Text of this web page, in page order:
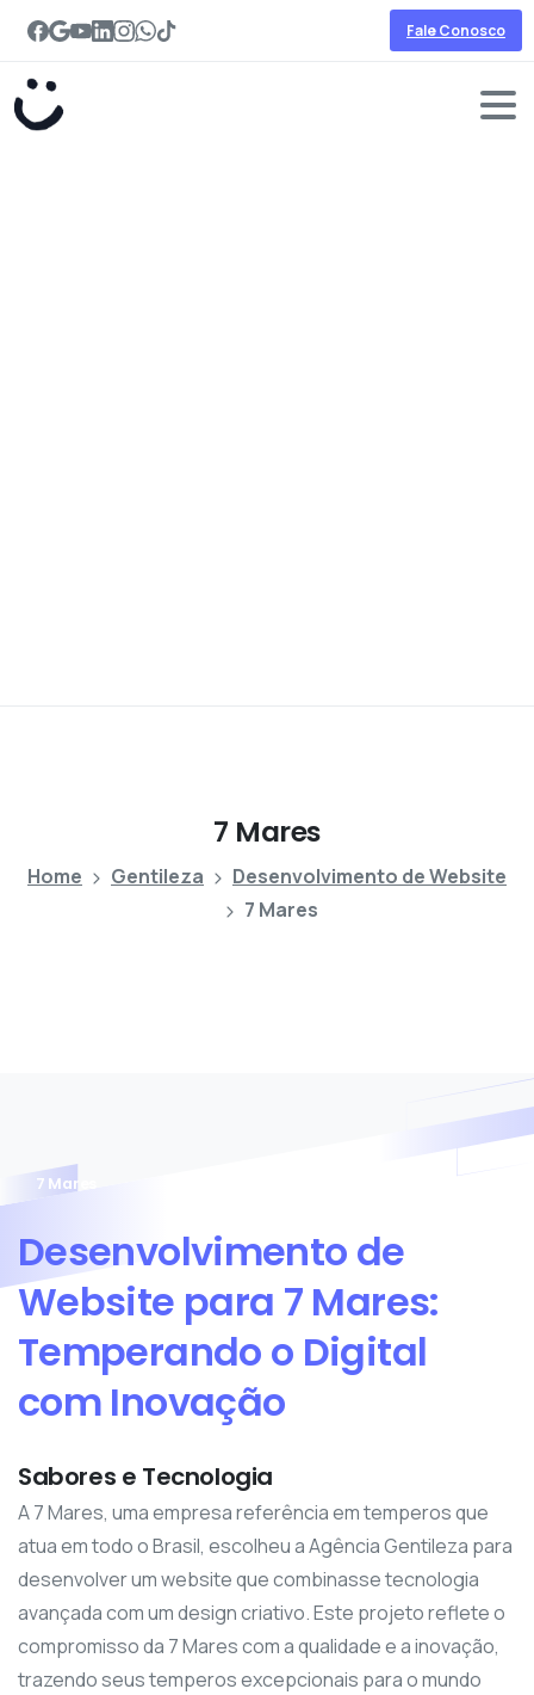
Fale Conosco
7 Mares
Home Gentileza
Desenvolvimento de Website
7 Mares
7 Mares
Desenvolvimento de
Website para 7 Mares:
Temperando o Digital
com Inovação
Sabores e Tecnologia
A 7 Mares, uma empresa referência em temperos que
atua em todo o Brasil, escolheu a Agência Gentileza para
desenvolver um website que combinasse tecnologia
avançada com um design criativo. Este projeto reflete o
compromisso da 7 Mares com a qualidade e a inovação,
trazendo seus temperos excepcionais para o mundo